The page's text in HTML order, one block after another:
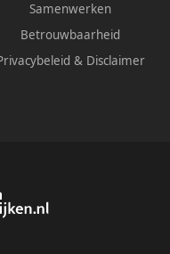
Samenwerken
Betrouwbaarheid
& Disclaimer